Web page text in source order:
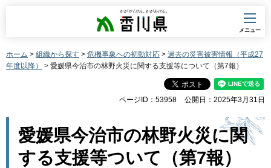
香川県
メニュー
ホーム > 組織から探す > 危機事象への初動対応 > 過去の災害被害情報（平成27
年度以降）
> 愛媛県今治市の林野火災に関する支援等について（第7報）
ページID：53958 公開日：2025年3月31日
愛媛県今治市の林野火災に関
する支援等ついて（第7報）